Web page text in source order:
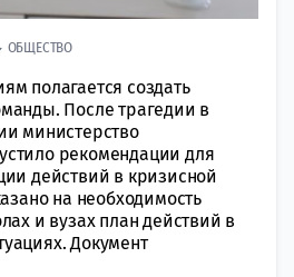
ОБЩЕСТВО
полагается создать
После трагедии в
министерство
рекомендации для
действий в кризисной
на необходимость
и вузах план действий в
Документ